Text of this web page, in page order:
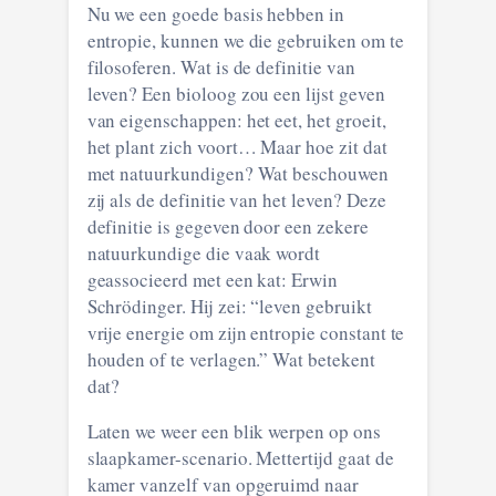
Nu we een goede basis hebben in
entropie, kunnen we die gebruiken om te
filosoferen. Wat is de definitie van
leven? Een bioloog zou een lijst geven
van eigenschappen: het eet, het groeit,
het plant zich voort… Maar hoe zit dat
met natuurkundigen? Wat beschouwen
zij als de definitie van het leven? Deze
definitie is gegeven door een zekere
natuurkundige die vaak wordt
geassocieerd met een kat: Erwin
Schrödinger. Hij zei: “leven gebruikt
vrije energie om zijn entropie constant te
houden of te verlagen.” Wat betekent
dat?
Laten we weer een blik werpen op ons
slaapkamer-scenario. Mettertijd gaat de
kamer vanzelf van opgeruimd naar